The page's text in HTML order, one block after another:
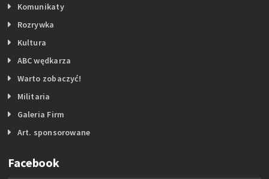
Komunikaty
Rozrywka
Kultura
ABC wędkarza
Warto zobaczyć!
Militaria
Galeria Firm
Art. sponsorowane
Facebook